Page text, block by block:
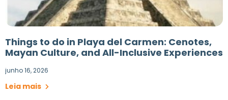
Things to do in Playa del Carmen: Cenotes,
Mayan Culture, and All-Inclusive Experiences
junho 16, 2026
Leia mais